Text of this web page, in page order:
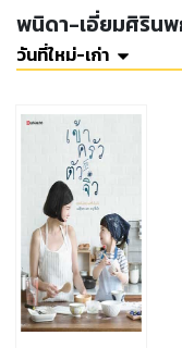
พนิดา-เอี่ยมศิริน
วันที่ใหม่-เก่า